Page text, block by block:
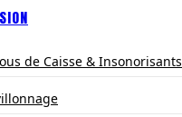
de Caisse & Insonorisants